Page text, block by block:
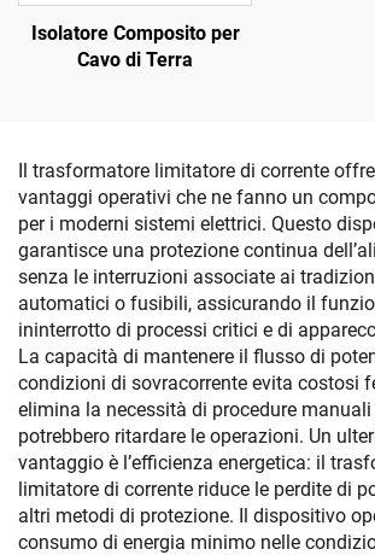
Isolatore Composito per
Cavo di Terra
Il trasformatore limitatore di corrente
vantaggi operativi che ne fanno un
per i moderni sistemi elettrici. Questo
garantisce una protezione continua
senza le interruzioni associate ai
automatici o fusibili, assicurando il
ininterrotto di processi critici e di
La capacità di mantenere il flusso di
condizioni di sovracorrente evita costosi
elimina la necessità di procedure
potrebbero ritardare le operazioni. Un
vantaggio è l’efficienza energetica: il
limitatore di corrente riduce le perdite di
altri metodi di protezione. Il dispositivo
consumo di energia minimo nelle